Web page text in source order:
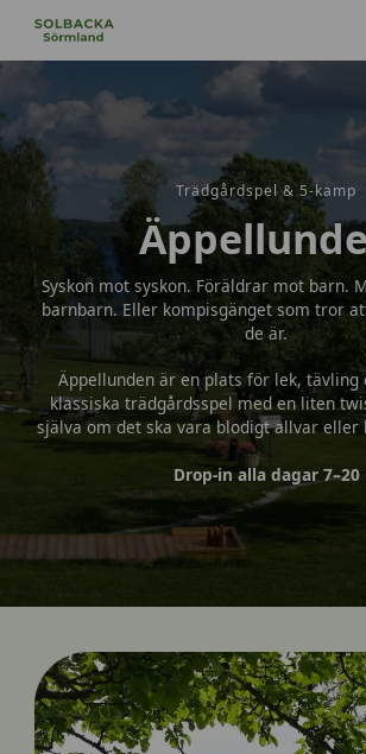
Trädgårdspel & 5-kamp
Syskon mot syskon. Föräldrar mot barn.
barnbarn. Eller kompisgänget som tror
de är.
Äppellunden är en plats för lek, tävling
klassiska trädgårdsspel med en liten
själva om det ska vara blodigt allvar eller
Drop-in alla dagar 7–20